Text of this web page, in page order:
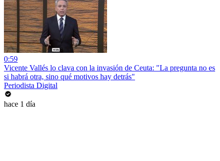
0:59
Vicente Vallés lo clava con la invasión de Ceuta: "La pregunta no es
si habrá otra, sino qué motivos hay detrás"
Periodista Digital
hace 1 día